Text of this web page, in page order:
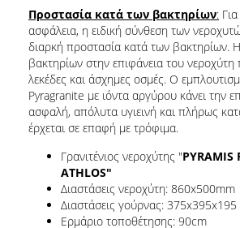
Προστασία κατά των βακτηρίων:
ασφάλεια, η ειδική σύνθεση των
διαρκή προστασία κατά των βακτηρίων.
βακτηρίων στην επιφάνεια του νεροχύτη
λεκέδες και άσχημες οσμές. Ο
Pyragranite με ιόντα αργύρου κάνει την
ασφαλή, απόλυτα υγιεινή και πλήρως
έρχεται σε επαφή με τρόφιμα.
Γρανιτένιος νεροχύτης "PYRAMIS
ATHLOS"
Διαστάσεις νεροχύτη: 860x500mm
Διαστάσεις γούρνας:
Ερμάριο τοποθέτησης: 90cm